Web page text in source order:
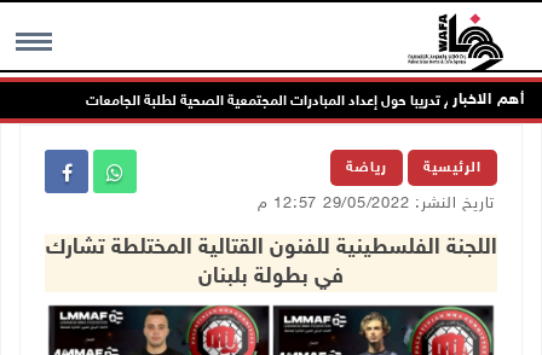
MENU أهم الاخبار
تختتم تدريبا حول إعداد المبادرات المجتمعية الصحية لطلبة الجامعات
الرئيسية رياضة
تاريخ النشر: 29/05/2022 12:57 م
اللجنة الفلسطينية للفنون القتالية المختلطة تشارك
في بطولة بلبنان